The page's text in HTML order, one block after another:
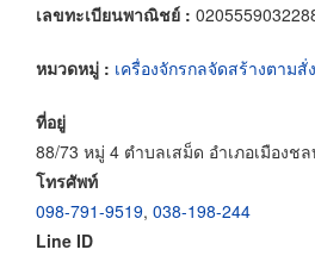
เลขทะเบียนพาณิชย์ :
หมวดหมู่ : เครื่องจักรกลจัดสร้างตามสั่ง
ที่อยู่
88/73 หมู่ 4 ตำบลเสม็ด อำเภอเมืองช
โทรศัพท์
098-791-9519, 038-198-244
Line ID